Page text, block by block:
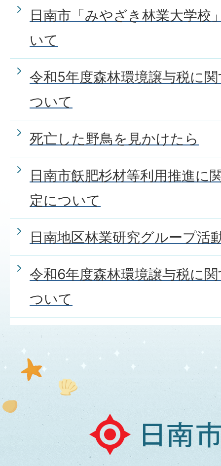
日南市「みやざき林業大学校
いて
令和5年度森林環境譲与税に
ついて
死亡した野鳥を見かけたら
日南市飫肥杉材等利用推進に
定について
日南地区林業研究グループ活
令和6年度森林環境譲与税に
ついて
日
南